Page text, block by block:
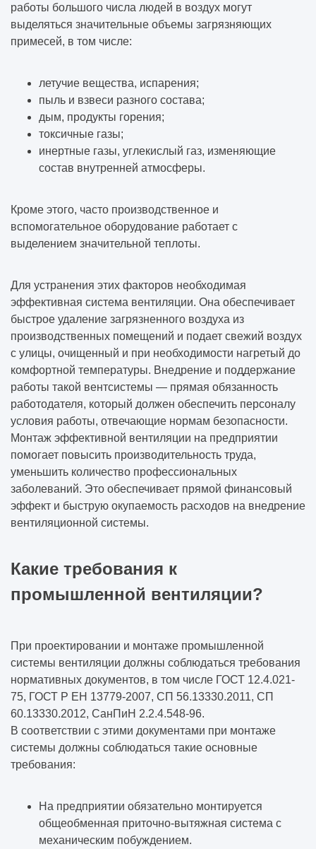
работы большого числа людей в воздух могут
выделяться значительные объемы загрязняющих
примесей, в том числе:
летучие вещества, испарения;
пыль и взвеси разного состава;
дым, продукты горения;
токсичные газы;
инертные газы, углекислый газ, изменяющие
состав внутренней атмосферы.
Кроме этого, часто производственное и
вспомогательное оборудование работает с
выделением значительной теплоты.
Для устранения этих факторов необходимая
эффективная система вентиляции. Она обеспечивает
быстрое удаление загрязненного воздуха из
производственных помещений и подает свежий воздух
с улицы, очищенный и при необходимости нагретый до
комфортной температуры. Внедрение и поддержание
работы такой вентсистемы — прямая обязанность
работодателя, который должен обеспечить персоналу
условия работы, отвечающие нормам безопасности.
Монтаж эффективной вентиляции на предприятии
помогает повысить производительность труда,
уменьшить количество профессиональных
заболеваний. Это обеспечивает прямой финансовый
эффект и быструю окупаемость расходов на внедрение
вентиляционной системы.
Какие требования к
промышленной вентиляции?
При проектировании и монтаже промышленной
системы вентиляции должны соблюдаться требования
нормативных документов, в том числе ГОСТ 12.4.021-
75, ГОСТ Р ЕН 13779-2007, СП 56.13330.2011, СП
60.13330.2012, СанПиН 2.2.4.548-96.
В соответствии с этими документами при монтаже
системы должны соблюдаться такие основные
требования:
На предприятии обязательно монтируется
общеобменная приточно-вытяжная система с
механическим побуждением.